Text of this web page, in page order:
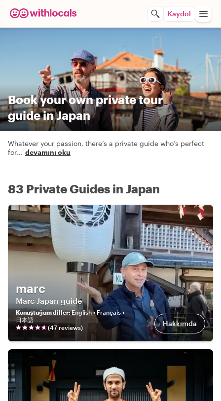
Kaydol
Book your own private tour
guide in Japan
Whatever your passion, there’s a private guide who’s perfect
for... devamını oku
83 Private Guides in Japan
marc
Marc Japan guide
Konuştuğum diller:English • Français •
日本語
(47 reviews) Hakkımda